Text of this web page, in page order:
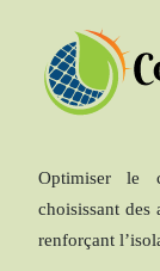
Optimiser le
choisissant des
renforçant